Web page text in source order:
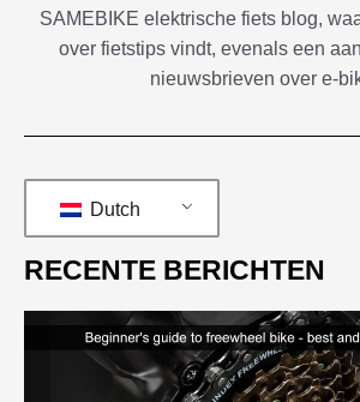
SAMEBIKE elektrische fiets blog,
over fietstips vindt, evenals een
nieuwsbrieven over e-
Dutch
RECENTE BERICHTEN